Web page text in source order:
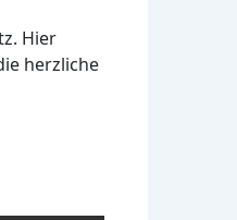
Hier
herzliche